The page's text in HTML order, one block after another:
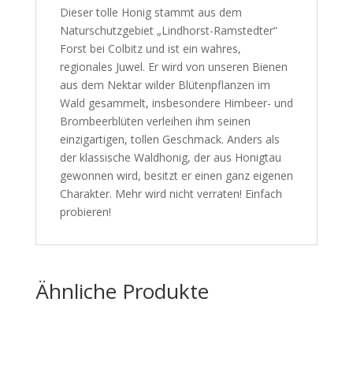
Dieser tolle Honig stammt aus dem
Naturschutzgebiet „Lindhorst-Ramstedter“
Forst bei Colbitz und ist ein wahres,
regionales Juwel. Er wird von unseren Bienen
aus dem Nektar wilder Blütenpflanzen im
Wald gesammelt, insbesondere Himbeer- und
Brombeerblüten verleihen ihm seinen
einzigartigen, tollen Geschmack. Anders als
der klassische Waldhonig, der aus Honigtau
gewonnen wird, besitzt er einen ganz eigenen
Charakter. Mehr wird nicht verraten! Einfach
probieren!
Ähnliche Produkte